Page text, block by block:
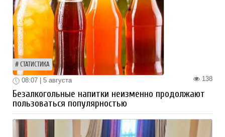
СТАТИСТИКА
138
08:07 | 5 августа
Безалкогольные напитки неизменно продолжают
пользоваться популярностью